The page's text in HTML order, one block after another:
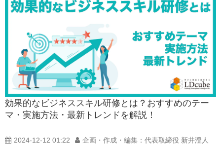
効果的なビジネススキル研修とは？おすすめのテー
マ・実施方法・最新トレンドを解説！
2024-12-12 01:22 企画・作成・編集：代表取締役 新井澄人